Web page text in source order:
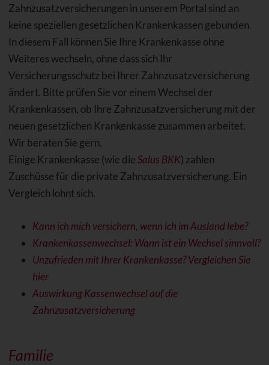
Zahnzusatzversicherungen in unserem Portal sind an
keine speziellen gesetzlichen Krankenkassen gebunden.
In diesem Fall können Sie Ihre Krankenkasse ohne
Weiteres wechseln, ohne dass sich Ihr
Versicherungsschutz bei Ihrer Zahnzusatzversicherung
ändert. Bitte prüfen Sie vor einem Wechsel der
Krankenkassen, ob Ihre Zahnzusatzversicherung mit der
neuen gesetzlichen Krankenkasse zusammen arbeitet.
Wir beraten Sie gern.
Einige Krankenkasse (wie dieSalus BKK) zahlen
Zuschüsse für die private Zahnzusatzversicherung. Ein
Vergleich lohnt sich.
Kann ich mich versichern, wenn ich im Ausland lebe?
Krankenkassenwechsel: Wann ist ein Wechsel sinnvoll?
Unzufrieden mit Ihrer Krankenkasse? Vergleichen Sie
hier
Auswirkung Kassenwechsel auf die
Zahnzusatzversicherung
Familie